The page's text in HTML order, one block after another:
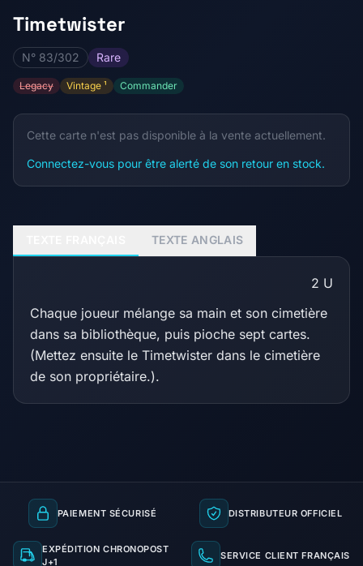
Timetwister
N° 83/302 Rare
Legacy Vintage ¹ Commander
Cette carte n'est pas disponible à la vente actuellement.
Connectez-vous pour être alerté de son retour en stock.
TEXTE ANGLAIS
2 U
Chaque joueur mélange sa main et son cimetière
dans sa bibliothèque, puis pioche sept cartes.
(Mettez ensuite le Timetwister dans le cimetière
de son propriétaire.).
PAIEMENT SÉCURISÉ DISTRIBUTEUR OFFICIEL
EXPÉDITION CHRONOPOST
J+1
SERVICE CLIENT FRANÇAIS